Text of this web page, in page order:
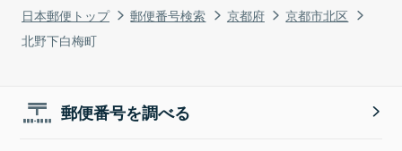
日本郵便トップ 郵便番号検索 京都府
京都市北区
北野下白梅町
郵便番号を調べる